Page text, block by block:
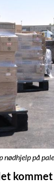
nødhjelp på